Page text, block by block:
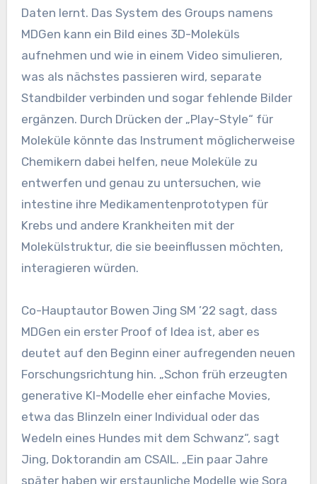
Daten lernt. Das System des Groups namens
MDGen kann ein Bild eines 3D-Moleküls
aufnehmen und wie in einem Video simulieren,
was als nächstes passieren wird, separate
Standbilder verbinden und sogar fehlende Bilder
ergänzen. Durch Drücken der „Play-Style“ für
Moleküle könnte das Instrument möglicherweise
Chemikern dabei helfen, neue Moleküle zu
entwerfen und genau zu untersuchen, wie
intestine ihre Medikamentenprototypen für
Krebs und andere Krankheiten mit der
Molekülstruktur, die sie beeinflussen möchten,
interagieren würden.
Co-Hauptautor Bowen Jing SM ’22 sagt, dass
MDGen ein erster Proof of Idea ist, aber es
deutet auf den Beginn einer aufregenden neuen
Forschungsrichtung hin. „Schon früh erzeugten
generative KI-Modelle eher einfache Movies,
etwa das Blinzeln einer Individual oder das
Wedeln eines Hundes mit dem Schwanz“, sagt
Jing, Doktorandin am CSAIL. „Ein paar Jahre
später haben wir erstaunliche Modelle wie Sora